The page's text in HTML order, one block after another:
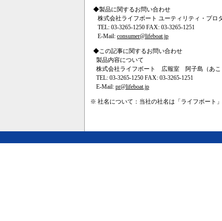
◆製品に関するお問い合わせ
株式会社ライフボート ユーティリティ・プロ
TEL: 03-3265-1250 FAX: 03-3265-1251
E-Mail: consumer@lifeboat.jp
◆この記事に関するお問い合わせ
製品内容について
株式会社ライフボート 広報室 阿子島（あこ
TEL: 03-3265-1250 FAX: 03-3265-1251
E-Mail: pr@lifeboat.jp
※ 社名について：当社の社名は「ライフボート